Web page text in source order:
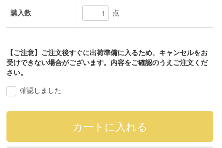
購入数 点
【ご注意】ご注文後すぐに出荷準備に入るため、キャンセルをお
受けできない場合がございます。内容をご確認のうえご注文くだ
さい。
確認しました